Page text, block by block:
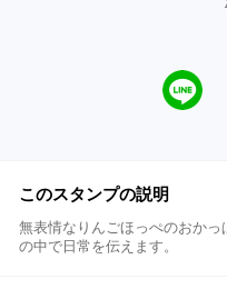
このスタンプの説明
無表情なりんごほっぺのおか
の中で日常を伝えます。